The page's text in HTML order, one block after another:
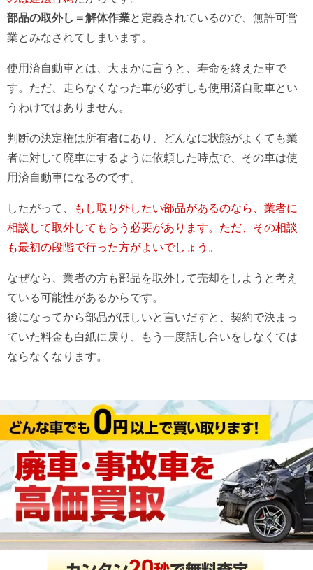
部品の取外し＝解体作業と定義されているので、無許可営
業とみなされてしまいます。
使用済自動車とは、大まかに言うと、寿命を終えた車で
す。ただ、走らなくなった車が必ずしも使用済自動車とい
うわけではありません。
判断の決定権は所有者にあり、どんなに状態がよくても業
者に対して廃車にするように依頼した時点で、その車は使
用済自動車になるのです。
したがって、
もし取り外したい部品があるのなら、業者に
相談して取外してもらう必要があります。ただ、その相談
も最初の段階で行った方がよいでしょう 。
なぜなら、業者の方も部品を取外して売却をしようと考え
ている可能性があるからです。
後になってから部品がほしいと言いだすと、契約で決まっ
ていた料金も白紙に戻り、もう一度話し合いをしなくては
ならなくなります。